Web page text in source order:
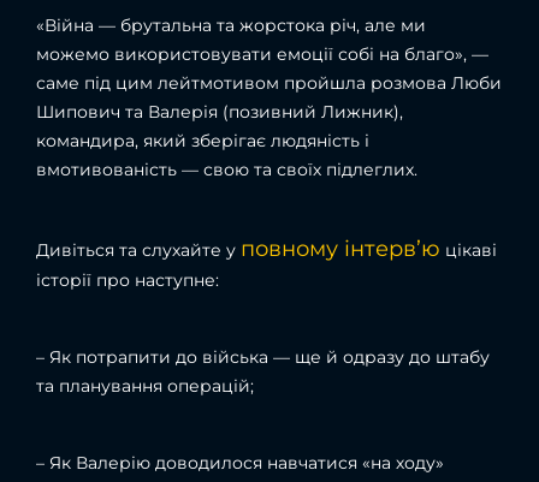
«Війна — брутальна та жорстока річ, але ми
можемо використовувати емоції собі на благо», —
саме під цим лейтмотивом пройшла розмова Люби
Шипович та Валерія (позивний Лижник),
командира, який зберігає людяність і
вмотивованість — свою та своїх підлеглих.
Дивіться та слухайте у повному інтерв’ю цікаві
історії про наступне:
– Як потрапити до війська — ще й одразу до штабу
та планування операцій;
– Як Валерію доводилося навчатися «на ходу»